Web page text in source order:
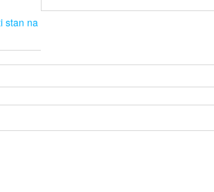
stan na